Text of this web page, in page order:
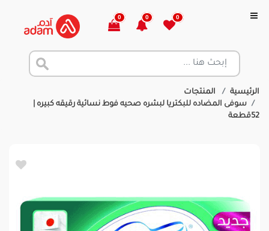
0
0
0
الرئيسية
المنتجات
سوفى المضاده للبكتريا لبشره صحيه فوط نسائية رقيقه كبيره |
52قطعة